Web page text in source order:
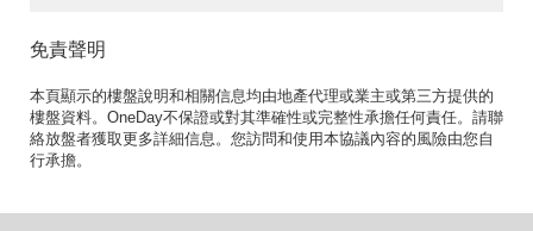
免責聲明
本頁顯示的樓盤說明和相關信息均由地產代理或業主或第三方提供的
樓盤資料。OneDay不保證或對其準確性或完整性承擔任何責任。請聯
絡放盤者獲取更多詳細信息。您訪問和使用本協議內容的風險由您自
行承擔。